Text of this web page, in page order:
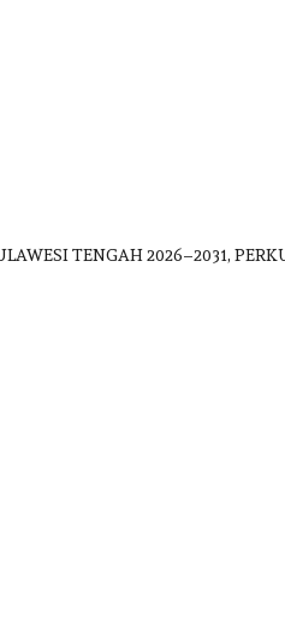
TENGAH 2026–2031,